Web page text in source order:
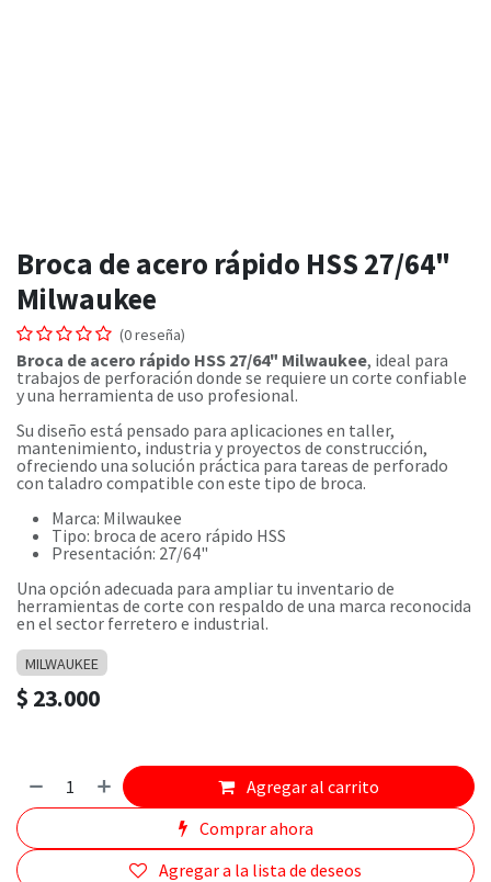
Broca de acero rápido HSS 27/64"
Milwaukee
(0 reseña)
Broca de acero rápido HSS 27/64" Milwaukee, ideal para
trabajos de perforación donde se requiere un corte confiable
y una herramienta de uso profesional.
Su diseño está pensado para aplicaciones en taller,
mantenimiento, industria y proyectos de construcción,
ofreciendo una solución práctica para tareas de perforado
con taladro compatible con este tipo de broca.
Marca: Milwaukee
Tipo: broca de acero rápido HSS
Presentación: 27/64"
Una opción adecuada para ampliar tu inventario de
herramientas de corte con respaldo de una marca reconocida
en el sector ferretero e industrial.
MILWAUKEE
$ 23.000
Agregar al carrito
Comprar ahora
Agregar a la lista de deseos